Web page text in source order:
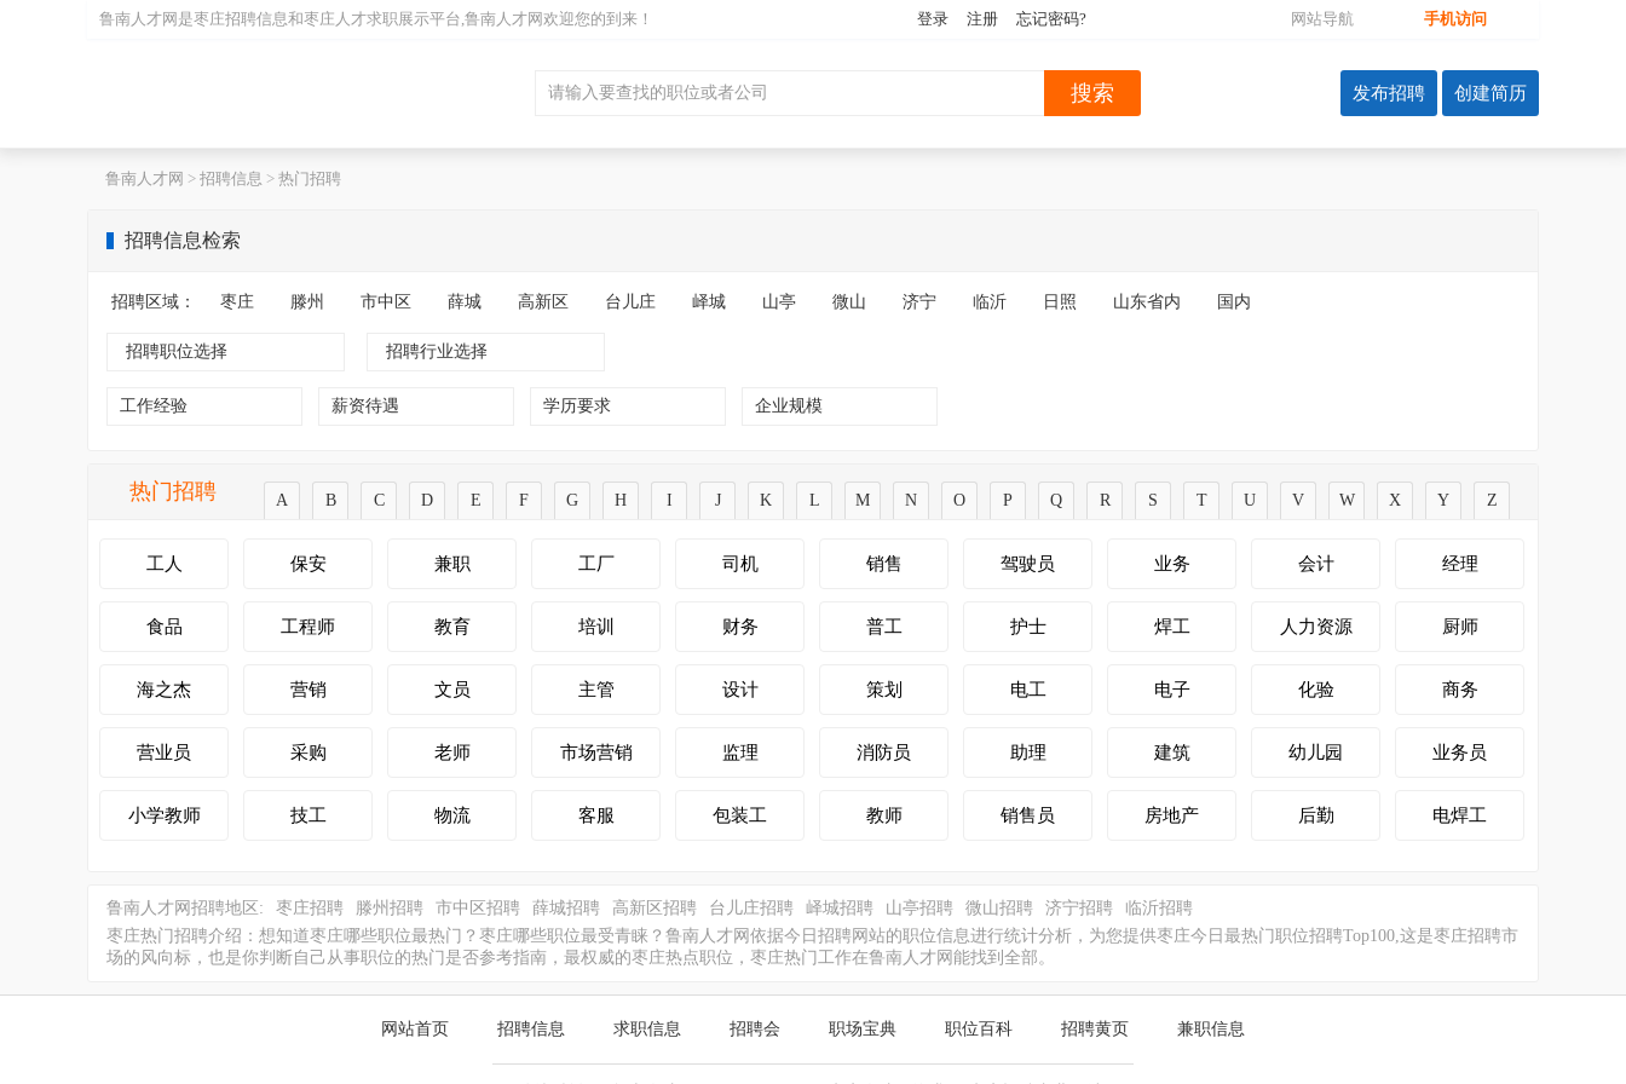
鲁南人才网是枣庄招聘信息和枣庄人才求职展示平台,鲁南人才网欢迎您的到来！ 手机访问
网站导航
登录 注册 忘记密码?
鲁南人才网 > 招聘信息 > 热门招聘
招聘信息检索
招聘区域： 枣庄 滕州 市中区 薛城 高新区 台儿庄 峄城 山亭 微山 济宁 临沂 日照 山东省内 国内
招聘职位选择 招聘行业选择
工作经验 薪资待遇 学历要求 企业规模
热门招聘 A B C D E F G H I J K L M N O P Q R S T U V W X Y Z
工人 保安 兼职 工厂 司机 销售 驾驶员 业务 会计 经理
食品 工程师 教育 培训 财务 普工 护士 焊工 人力资源 厨师
海之杰 营销 文员 主管 设计 策划 电工 电子 化验 商务
营业员 采购 老师 市场营销 监理 消防员 助理 建筑 幼儿园 业务员
小学教师 技工 物流 客服 包装工 教师 销售员 房地产 后勤 电焊工
鲁南人才网招聘地区: 枣庄招聘 滕州招聘 市中区招聘 薛城招聘 高新区招聘 台儿庄招聘 峄城招聘 山亭招聘 微山招聘 济宁招聘
临沂招聘
枣庄热门招聘介绍：想知道枣庄哪些职位最热门？枣庄哪些职位最受青睐？鲁南人才网依据今日招聘网站的职位信息进行统计分析，为您提供枣庄今日最热门职位招聘Top100,这是枣庄招聘市
场的风向标，也是你判断自己从事职位的热门是否参考指南，最权威的枣庄热点职位，枣庄热门工作在鲁南人才网能找到全部。
网站首页 招聘信息 求职信息 招聘会 职场宝典 职位百科 招聘黄页 兼职信息